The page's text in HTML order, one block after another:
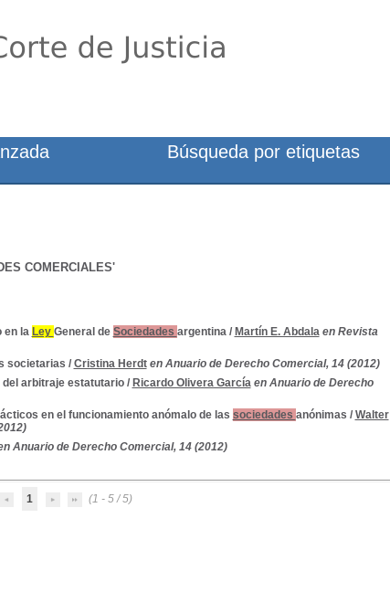
COMERCIALES'
en la Ley General de Sociedades argentina/ Martín E. Abdala en Revista
societarias / Cristina Herdt en Anuario de Derecho Comercial, 14 (2012)
arbitraje estatutario/ Ricardo Olivera García en Anuario de Derecho
en el funcionamiento anómalo de las sociedades anónimas / Walter
Anuario de Derecho Comercial, 14 (2012)
1 (1 - 5 / 5)
Búsqueda por etiquetas